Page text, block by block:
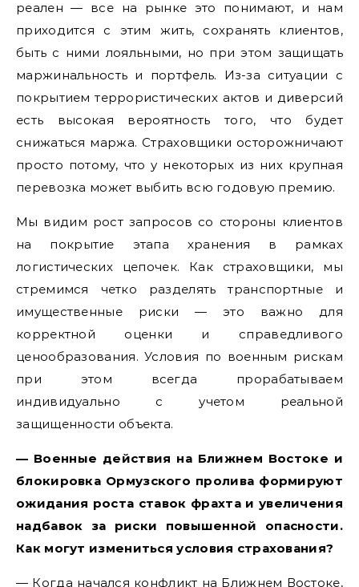
реален — все на рынке это понимают, и нам
приходится с этим жить, сохранять клиентов,
быть с ними лояльными, но при этом защищать
маржинальность и портфель. Из-за ситуации с
покрытием террористических актов и диверсий
есть высокая вероятность того, что будет
снижаться маржа. Страховщики осторожничают
просто потому, что у некоторых из них крупная
перевозка может выбить всю годовую премию.
Мы видим рост запросов со стороны клиентов
на покрытие этапа хранения в рамках
логистических цепочек. Как страховщики, мы
стремимся четко разделять транспортные и
имущественные риски — это важно для
корректной оценки и справедливого
ценообразования. Условия по военным рискам
при этом всегда прорабатываем
индивидуально с учетом реальной
защищенности объекта.
— Военные действия на Ближнем Востоке и
блокировка Ормузского пролива формируют
ожидания роста ставок фрахта и увеличения
надбавок за риски повышенной опасности.
Как могут измениться условия страхования?
— Когда начался конфликт на Ближнем Востоке,